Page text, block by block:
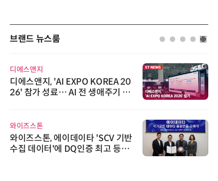
브랜드 뉴스룸
디에스앤지
디에스앤지, 'AI EXPO KOREA 20
26' 참가 성료… AI 전 생애주기 아
와이즈스톤
와이즈스톤, 에이데이타 'SCV 기반
수집 데이터'에 DQ인증 최고 등급